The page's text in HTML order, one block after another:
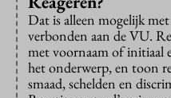
Dat is alleen mogelijk
verbonden aan de VU.
met voornaam of initiaal
het onderwerp, en toon
smaad, schelden en